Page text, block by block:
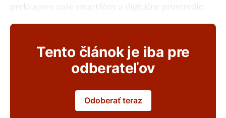
prekvapivo naše smartfóny a digitálne prostredie.
Tento článok je iba pre
odberateľov
Odoberať teraz